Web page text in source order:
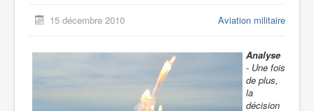
15 décembre 2010 Aviation militaire
Analyse
- Une fois
de plus,
la
décision